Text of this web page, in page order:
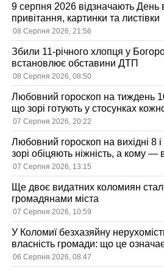
9 серпня 2026 відзначають День
привітання, картинки та листівки
08 Серпня 2026, 21:56
Збили 11-річного хлопця у
встановлює обставини ДТП
08 Серпня 2026, 08:50
Любовний гороскоп на тиждень
що зорі готують у стосунках
07 Серпня 2026, 20:22
Любовний гороскоп на вихідні 8
зорі обіцяють ніжність, а кому
07 Серпня 2026, 13:15
Ще двоє видатних коломиян
громадянами міста
07 Серпня 2026, 10:59
У Коломиї безхазяйну
власність громади: що це
06 Серпня 2026, 08:47